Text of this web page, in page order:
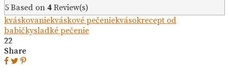
5 Based on 4 Review(s)
kváskovaniekváskové pečeniekvásokrecept od
babičkysladké pečenie
22
Share